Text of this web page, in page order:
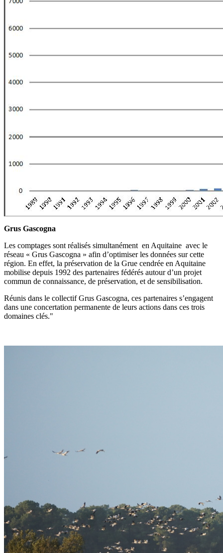
Grus Gascogna
Les comptages sont réalisés simultanément en Aquitaine avec le
réseau « Grus Gascogna » afin d’optimiser les données sur cette
région. En effet, la préservation de la Grue cendrée en Aquitaine
mobilise depuis 1992 des partenaires fédérés autour d’un projet
commun de connaissance, de préservation, et de sensibilisation.
Réunis dans le collectif Grus Gascogna, ces partenaires s’engagent
dans une concertation permanente de leurs actions dans ces trois
domaines clés."